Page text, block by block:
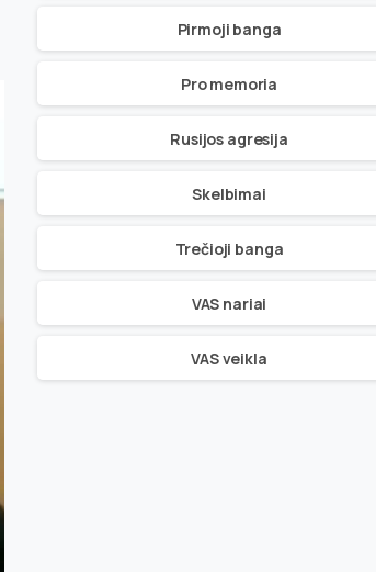
Pirmoji banga
Pro memoria
Rusijos agresija
Skelbimai
Trečioji banga
VAS nariai
VAS veikla